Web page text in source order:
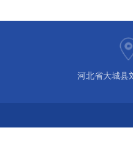
河北省大城县